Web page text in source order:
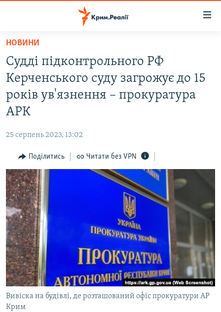
Перейти
основного
матеріалу
Перейти
до
основної
Перейти
пошуку
ВОДА.КРИМ
ВІДЕО ТА ФОТО
ПОЛІТИКА
ПОГЛЯД
ІНТЕРВ'Ю
ВСЕ ЗА ДЕНЬ
СПЕЦПРОЕКТИ
ДЕПОРТАЦІЯ
ВІДЕОУРОКИ «ELIFBE»
СВІДЧЕННЯ ОКУПАЦІЇ
УКРАЇНСЬКА ПРОБЛЕМА КРИМУ
ІНФОГРАФІКА
ЯК ОБІЙТИ БЛОКУВАННЯ
Русский
Qırımtatar
ДОЛУЧАЙСЯ!
НОВИНИ
Судді підконтрольного РФ
Керченського суду загрожує до 15
років ув'язнення – прокуратура
АРК
25 серпень 2023, 13:02
Поділитись Читати без VPN
Вивіска на будівлі, де розташований офіс прокуратури АР
Крим